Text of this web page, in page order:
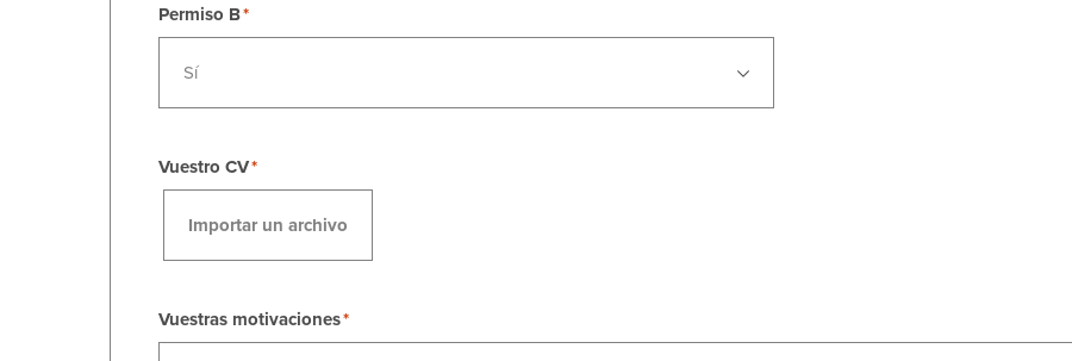
Permiso B
Sí
Vuestro CV
Importar un archivo
Vuestras motivaciones